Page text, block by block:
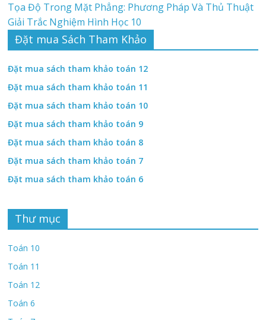
Tọa Độ Trong Mặt Phẳng: Phương Pháp Và Thủ Thuật
Giải Trắc Nghiệm Hình Học 10
Đặt mua Sách Tham Khảo
Đặt mua sách tham khảo toán 12
Đặt mua sách tham khảo toán 11
Đặt mua sách tham khảo toán 10
Đặt mua sách tham khảo toán 9
Đặt mua sách tham khảo toán 8
Đặt mua sách tham khảo toán 7
Đặt mua sách tham khảo toán 6
Thư mục
Toán 10
Toán 11
Toán 12
Toán 6